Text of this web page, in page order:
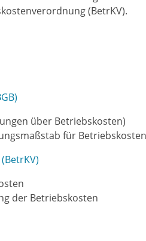
(BetrKV).
über Betriebskosten)
für Betriebskosten
der Betriebskosten